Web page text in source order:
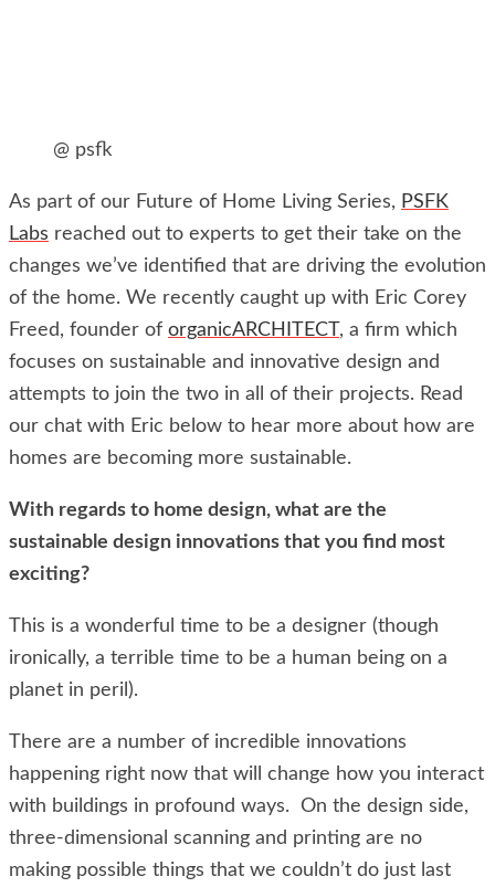
@ psfk
As part of our Future of Home Living Series, PSFK
Labs reached out to experts to get their take on the
changes we’ve identified that are driving the evolution
of the home. We recently caught up with Eric Corey
Freed, founder of organicARCHITECT, a firm which
focuses on sustainable and innovative design and
attempts to join the two in all of their projects. Read
our chat with Eric below to hear more about how are
homes are becoming more sustainable.
With regards to home design, what are the
sustainable design innovations that you find most
exciting?
This is a wonderful time to be a designer (though
ironically, a terrible time to be a human being on a
planet in peril).
There are a number of incredible innovations
happening right now that will change how you interact
with buildings in profound ways. On the design side,
three-dimensional scanning and printing are no
making possible things that we couldn’t do just last